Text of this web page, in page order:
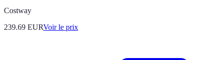
Costway
239.69 EURVoir le prix